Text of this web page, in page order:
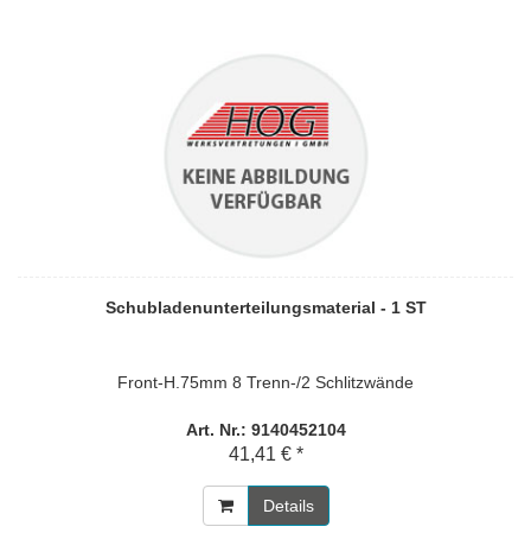
Schubladenunterteilungsmaterial - 1 ST
Front-H.75mm 8 Trenn-/2 Schlitzwände
Art. Nr.: 9140452104
41,41 € *
Details